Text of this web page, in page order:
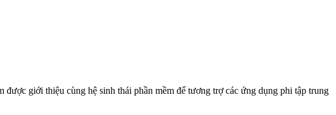
được giới thiệu cùng hệ sinh thái phần mềm để tương trợ các ứng dụng phi tập trung